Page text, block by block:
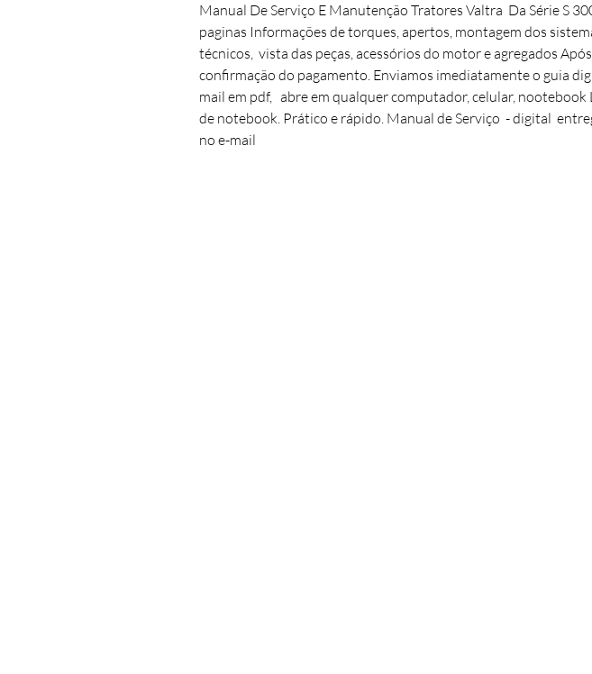
Manual De Serviço E Manutenção Tratores Valtra Da Série S
paginas Informações de torques, apertos, montagem dos
técnicos, vista das peças, acessórios do motor e agregados
confirmação do pagamento. Enviamos imediatamente o guia
mail em pdf, abre em qualquer computador, celular, nootebook
de notebook. Prático e rápido. Manual de Serviço - digital
no e-mail